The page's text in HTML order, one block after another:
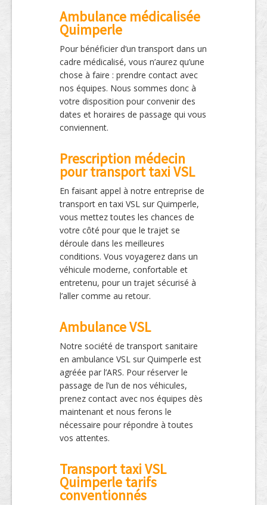
Ambulance médicalisée
Quimperle
Pour bénéficier d’un transport dans un
cadre médicalisé, vous n’aurez qu’une
chose à faire : prendre contact avec
nos équipes. Nous sommes donc à
votre disposition pour convenir des
dates et horaires de passage qui vous
conviennent.
Prescription médecin
pour transport taxi VSL
En faisant appel à notre entreprise de
transport en taxi VSL sur Quimperle,
vous mettez toutes les chances de
votre côté pour que le trajet se
déroule dans les meilleures
conditions. Vous voyagerez dans un
véhicule moderne, confortable et
entretenu, pour un trajet sécurisé à
l’aller comme au retour.
Ambulance VSL
Notre société de transport sanitaire
en ambulance VSL sur Quimperle est
agréée par l’ARS. Pour réserver le
passage de l’un de nos véhicules,
prenez contact avec nos équipes dès
maintenant et nous ferons le
nécessaire pour répondre à toutes
vos attentes.
Transport taxi VSL
Quimperle tarifs
conventionnés